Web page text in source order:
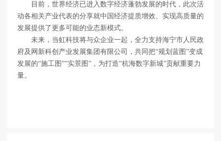
目前，世界经济已进入数字经济蓬勃发展的时代，此次活
动各相关产业代表的分享就中国经济提质增效、实现高质量的
发展提供了更多可能的业态新模式。
未来，当虹科技将与众企业一起，全力支持海宁市人民政
府及网新科创产业发展集团有限公司，共同把“规划蓝图”变成
发展的“施工图”“实景图”，为打造“杭海数字新城”贡献重要力
量。